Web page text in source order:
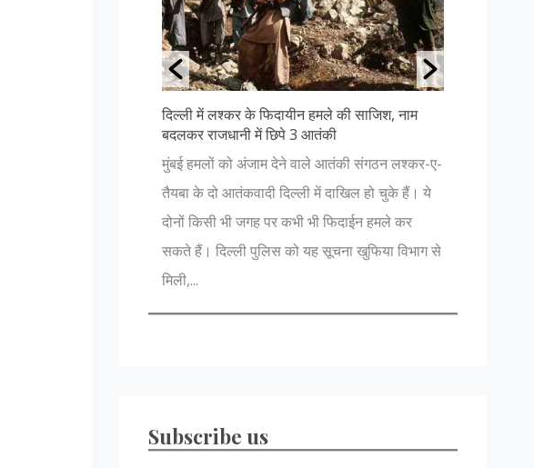
दिल्ली में लश्कर के फिदायीन हमले की साजिश, नाम
बदलकर राजधानी में छिपे 3 आतंकी
मुंबई हमलों को अंजाम देने वाले आतंकी संगठन लश्कर-ए-
तैयबा के दो आतंकवादी दिल्ली में दाखिल हो चुके हैं। ये
दोनों किसी भी जगह पर कभी भी फिदाईन हमले कर
सकते हैं। दिल्ली पुलिस को यह सूचना खुफिया विभाग से
उत्तराखंड की ११ सबसे खूबसूरत
हैं, तो आपको भी एक बार उत्तराखंड
चाहिए। यहाँ आपको प्रकृति की
नजर आएगा। जहां कहीं भी आपका
भगवान में हो...
Subscribe us